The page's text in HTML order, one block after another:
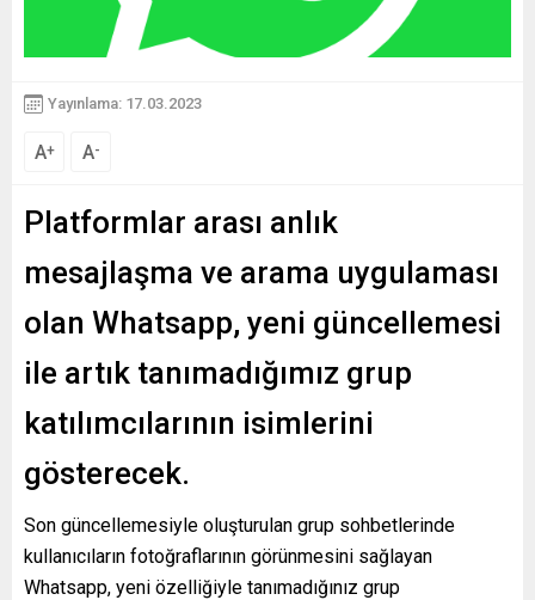
Yayınlama: 17.03.2023
A+ A-
Platformlar arası anlık
mesajlaşma ve arama uygulaması
olan Whatsapp, yeni güncellemesi
ile artık tanımadığımız grup
katılımcılarının isimlerini
gösterecek.
Son güncellemesiyle oluşturulan grup sohbetlerinde
kullanıcıların fotoğraflarının görünmesini sağlayan
Whatsapp, yeni özelliğiyle tanımadığınız grup